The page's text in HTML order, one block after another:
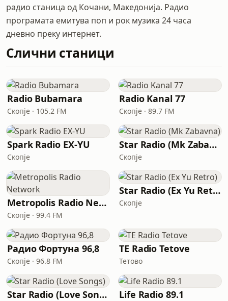
радио станица од Кочани, Македонија. Радио
програмата емитува поп и рок музика 24 часа
дневно преку интернет.
Слични станици
Radio Bubamara
Скопје · 105.2 FM
Radio Kanal 77
Скопје · 89.7 FM
Spark Radio EX-YU
Скопје
Star Radio (Mk Zabavna)
Скопје
Metropolis Radio Network
Скопје · 99.4 FM
Star Radio (Ex Yu Retro)
Скопје
Радио Фортуна 96,8
Скопје · 96.8 FM
TE Radio Tetove
Тетово
Star Radio (Love Songs) Life Radio 89.1